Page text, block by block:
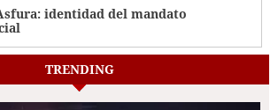
identidad del mandato
TRENDING